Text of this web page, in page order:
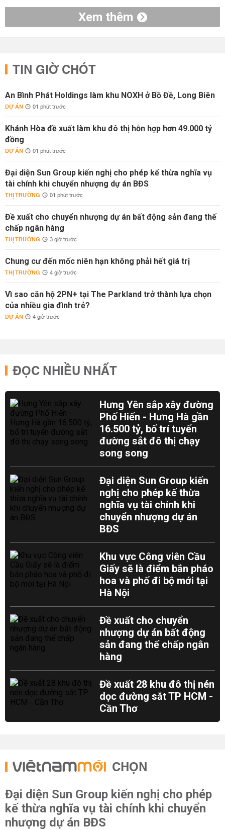
Xem thêm
TIN GIỜ CHÓT
An Bình Phát Holdings làm khu NOXH ở Bồ Đề, Long Biên
DỰ ÁN 01 phút trước
Khánh Hòa đề xuất làm khu đô thị hỗn hợp hơn 49.000 tỷ
đồng
DỰ ÁN 01 phút trước
Đại diện Sun Group kiến nghị cho phép kế thừa nghĩa vụ
tài chính khi chuyển nhượng dự án BĐS
THỊ TRƯỜNG 01 phút trước
Đề xuất cho chuyển nhượng dự án bất động sản đang thế
chấp ngân hàng
THỊ TRƯỜNG 3 giờ trước
Chung cư đến mốc niên hạn không phải hết giá trị
THỊ TRƯỜNG 4 giờ trước
Vì sao căn hộ 2PN+ tại The Parkland trở thành lựa chọn
của nhiều gia đình trẻ?
DỰ ÁN 4 giờ trước
ĐỌC NHIỀU NHẤT
Hưng Yên sắp xây đường
Phố Hiến - Hưng Hà gần
16.500 tỷ, bố trí tuyến
đường sắt đô thị chạy
song song
Đại diện Sun Group kiến
nghị cho phép kế thừa
nghĩa vụ tài chính khi
chuyển nhượng dự án
BĐS
Khu vực Công viên Cầu
Giấy sẽ là điểm bắn pháo
hoa và phố đi bộ mới tại
Hà Nội
Đề xuất cho chuyển
nhượng dự án bất động
sản đang thế chấp ngân
hàng
Đề xuất 28 khu đô thị nén
dọc đường sắt TP HCM -
Cần Thơ
CHỌN
Đại diện Sun Group kiến nghị cho phép
kế thừa nghĩa vụ tài chính khi chuyển
nhượng dự án BĐS